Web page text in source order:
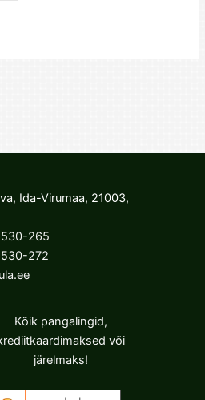
Ida-Virumaa, 21003,
265
272
Kõik pangalingid,
või
järelmaks!